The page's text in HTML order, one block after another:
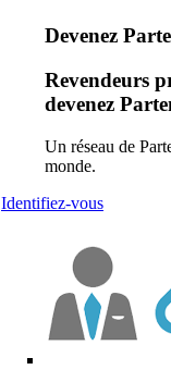
Devenez
Revendeurs
devenez
Un réseau de
monde.
Identifiez-vous